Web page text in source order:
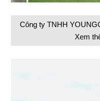
Công ty TNHH
Xem